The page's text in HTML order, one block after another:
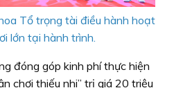
Tổ trọng tài điều hành hoạt
lớn tại hành trình.
đóng góp kinh phí thực hiện
chơi thiếu nhi” trị giá 20 triệu